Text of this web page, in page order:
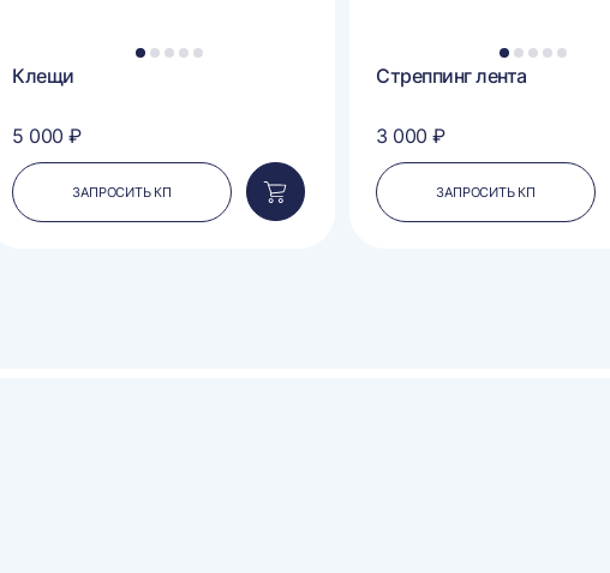
1 2 3 4 5
Клещи
5 000 ₽
ЗАПРОСИТЬ КП
Добавить
в
1 2 3 4 5
Стреппинг лента
3 000 ₽
ЗАПРОСИТЬ КП